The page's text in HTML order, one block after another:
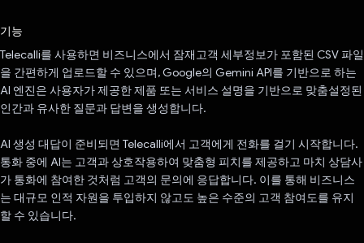
기능
Telecalli를 사용하면 비즈니스에서 잠재고객 세부정보가 포함된 CSV 파일
을 간편하게 업로드할 수 있으며, Google의 Gemini API를 기반으로 하는
AI 엔진은 사용자가 제공한 제품 또는 서비스 설명을 기반으로 맞춤설정된
인간과 유사한 질문과 답변을 생성합니다.
AI 생성 대답이 준비되면 Telecalli에서 고객에게 전화를 걸기 시작합니다.
통화 중에 AI는 고객과 상호작용하여 맞춤형 피치를 제공하고 마치 상담사
가 통화에 참여한 것처럼 고객의 문의에 응답합니다. 이를 통해 비즈니스
는 대규모 인적 자원을 투입하지 않고도 높은 수준의 고객 참여도를 유지
할 수 있습니다.